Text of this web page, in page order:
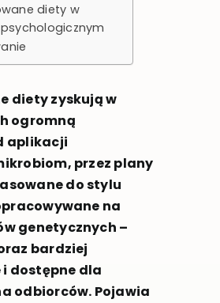
diety w
diety zyskują w
ogromną
aplikacji
przez plany
do stylu
na
genetycznych –
bardziej
dostępne dla
odbiorców. Pojawia